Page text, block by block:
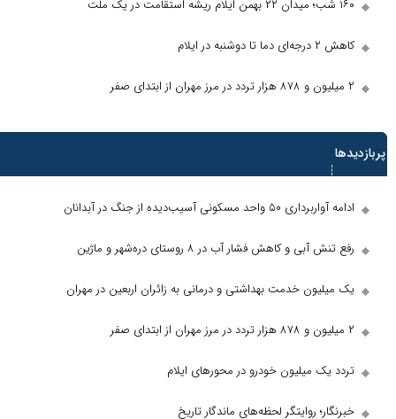
ها
۵۰ واحد مسکونی آسیب‌دیده از جنگ در آبدانان
آبی و کاهش فشار آب در ۸ روستای دره‌شهر و ماژین
خدمت بهداشتی و درمانی به زائران اربعین در مهران
یک میلیون خودرو در محور‌های ایلام
روایتگر لحظه‌های ماندگار تاریخ